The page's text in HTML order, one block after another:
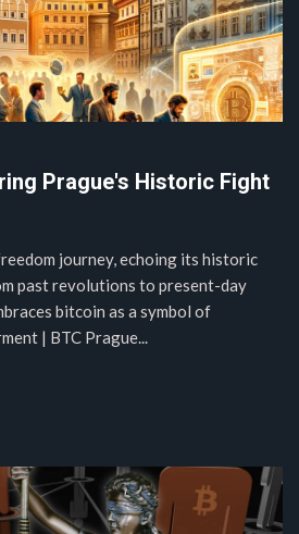
Prague's Historic Fight
journey, echoing its historic
past revolutions to present-day
bitcoin as a symbol of
| BTC Prague...